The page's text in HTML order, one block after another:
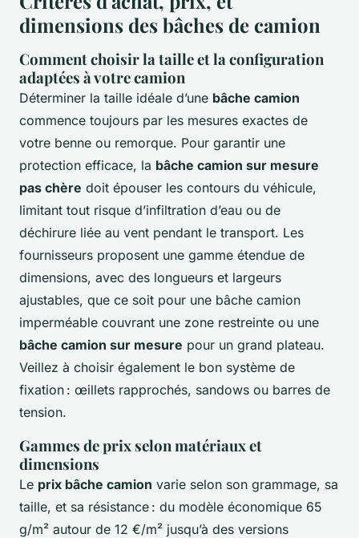
dimensions des bâches de camion
Comment choisir la taille et la configuration
adaptées à votre camion
Déterminer la taille idéale d’une bâche camion
commence toujours par les mesures exactes de
votre benne ou remorque. Pour garantir une
protection efficace, la bâche camion sur mesure
pas chère doit épouser les contours du véhicule,
limitant tout risque d’infiltration d’eau ou de
déchirure liée au vent pendant le transport. Les
fournisseurs proposent une gamme étendue de
dimensions, avec des longueurs et largeurs
ajustables, que ce soit pour une bâche camion
imperméable couvrant une zone restreinte ou une
bâche camion sur mesure pour un grand plateau.
Veillez à choisir également le bon système de
fixation : œillets rapprochés, sandows ou barres de
tension.
Gammes de prix selon matériaux et
dimensions
Le prix bâche camion varie selon son grammage, sa
taille, et sa résistance : du modèle économique 65
g/m² autour de 12 €/m² jusqu’à des versions